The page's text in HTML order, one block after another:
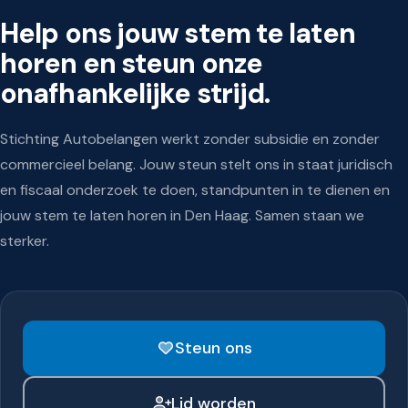
Help ons jouw stem te laten
horen en steun onze
onafhankelijke strijd.
Stichting Autobelangen werkt zonder subsidie en zonder
commercieel belang. Jouw steun stelt ons in staat juridisch
en fiscaal onderzoek te doen, standpunten in te dienen en
jouw stem te laten horen in Den Haag. Samen staan we
sterker.
Steun ons
Lid worden
strijd